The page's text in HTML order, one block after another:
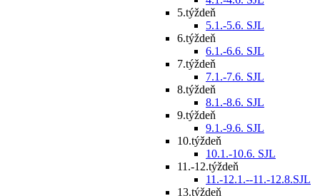
5.týždeň
5.1.-5.6. SJL
6.týždeň
6.1.-6.6. SJL
7.týždeň
7.1.-7.6. SJL
8.týždeň
8.1.-8.6. SJL
9.týždeň
9.1.-9.6. SJL
10.týždeň
10.1.-10.6. SJL
11.-12.týždeň
11.-12.1.--11.-12.8.SJL
13.týždeň